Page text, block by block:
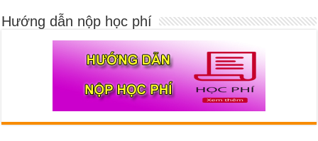
Hướng dẫn nộp học phí